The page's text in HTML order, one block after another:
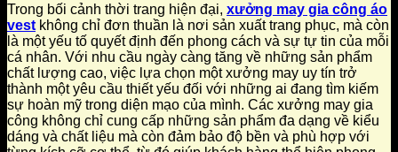
Trong bối cảnh thời trang hiện đại, xưởng may gia công áo
vest không chỉ đơn thuần là nơi sản xuất trang phục, mà còn
là một yếu tố quyết định đến phong cách và sự tự tin của mỗi
cá nhân. Với nhu cầu ngày càng tăng về những sản phẩm
chất lượng cao, việc lựa chọn một xưởng may uy tín trở
thành một yêu cầu thiết yếu đối với những ai đang tìm kiếm
sự hoàn mỹ trong diện mạo của mình. Các xưởng may gia
công không chỉ cung cấp những sản phẩm đa dạng về kiểu
dáng và chất liệu mà còn đảm bảo độ bền và phù hợp với